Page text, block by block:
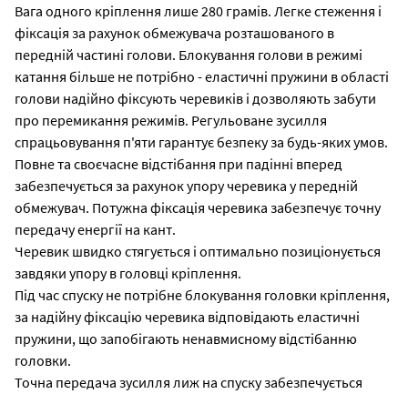
Вага одного кріплення лише 280 грамів. Легке стеження і
фіксація за рахунок обмежувача розташованого в
передній частині голови. Блокування голови в режимі
катання більше не потрібно - еластичні пружини в області
голови надійно фіксують черевиків і дозволяють забути
про перемикання режимів. Регульоване зусилля
спрацьовування п'яти гарантує безпеку за будь-яких умов.
Повне та своєчасне відстібання при падінні вперед
забезпечується за рахунок упору черевика у передній
обмежувач. Потужна фіксація черевика забезпечує точну
передачу енергії на кант.
Черевик швидко стягується і оптимально позиціонується
завдяки упору в головці кріплення.
Під час спуску не потрібне блокування головки кріплення,
за надійну фіксацію черевика відповідають еластичні
пружини, що запобігають ненавмисному відстібанню
головки.
Точна передача зусилля лиж на спуску забезпечується